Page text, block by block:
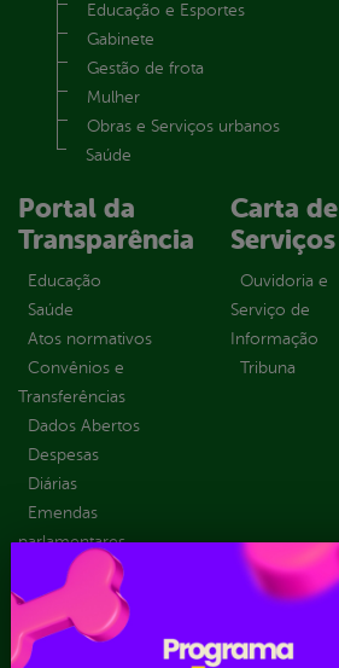
Educação e Esportes
Gabinete
Gestão de frota
Mulher
Obras e Serviços urbanos
Saúde
Portal da
Transparência
Educação
Saúde
Atos normativos
Convênios e
Transferências
Dados Abertos
Despesas
Diárias
Emendas
parlamentares
Estrutura
Organizacional
Inicio
LGPD e Governo
Carta de
Serviços
Ouvidoria e
Serviço de
Informação
Tribuna